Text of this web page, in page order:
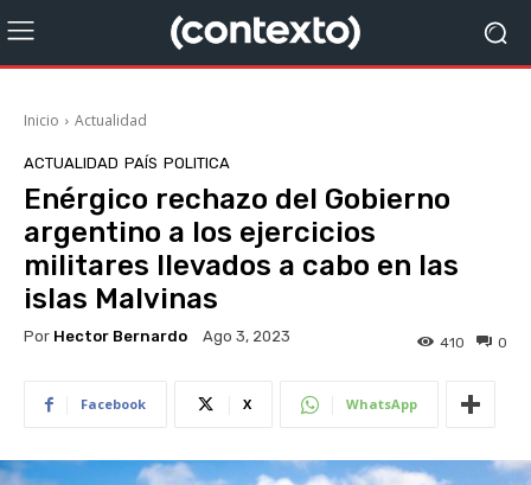
Inicio Actualidad
ACTUALIDAD PAÍS POLITICA
Enérgico rechazo del Gobierno
argentino a los ejercicios
militares llevados a cabo en las
islas Malvinas
Por Hector Bernardo Ago 3, 2023 0
410
Facebook X WhatsApp